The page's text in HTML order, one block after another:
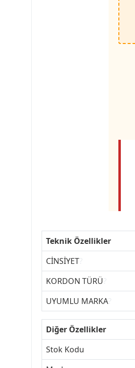
Teknik Özellikler
CİNSİYET
KORDON TÜRÜ
UYUMLU MARKA
Diğer Özellikler
Stok Kodu